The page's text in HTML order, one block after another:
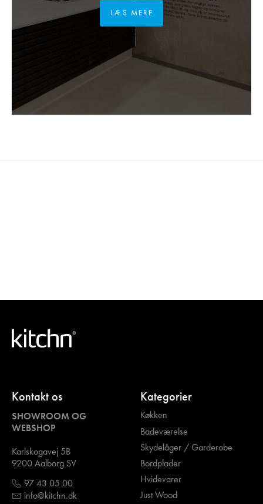
LÆS MERE
Kontakt os
SHOWROOM OG
WEBSHOP
Karlskogavej 5B
9200 Aalborg SV
97 43 05 00
info@kitchn.dk
Kategorier
Køkken
Badeværelse
Skydelåger / Garderobe
Bordplader
Hvidevarer
Just Wood